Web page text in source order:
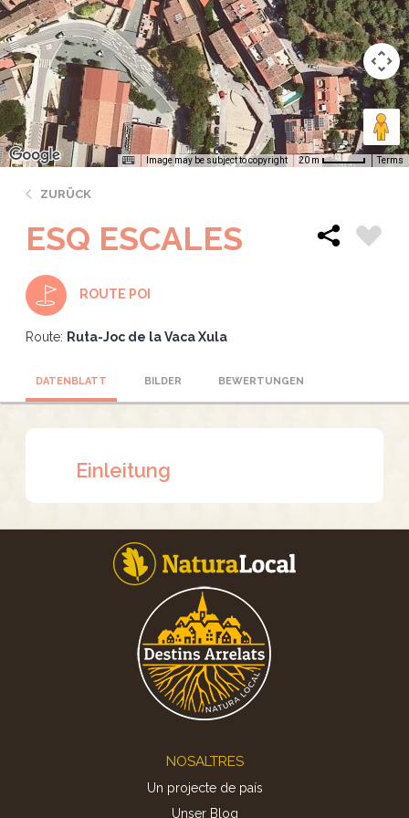
Image may be subject to copyright 20 m Terms
ZURÜCK
ESQ ESCALES
ROUTE POI
Route: Ruta-Joc de la Vaca Xula
DATENBLATT BILDER BEWERTUNGEN
Einleitung
NOSALTRES
Un projecte de país
Unser Blog